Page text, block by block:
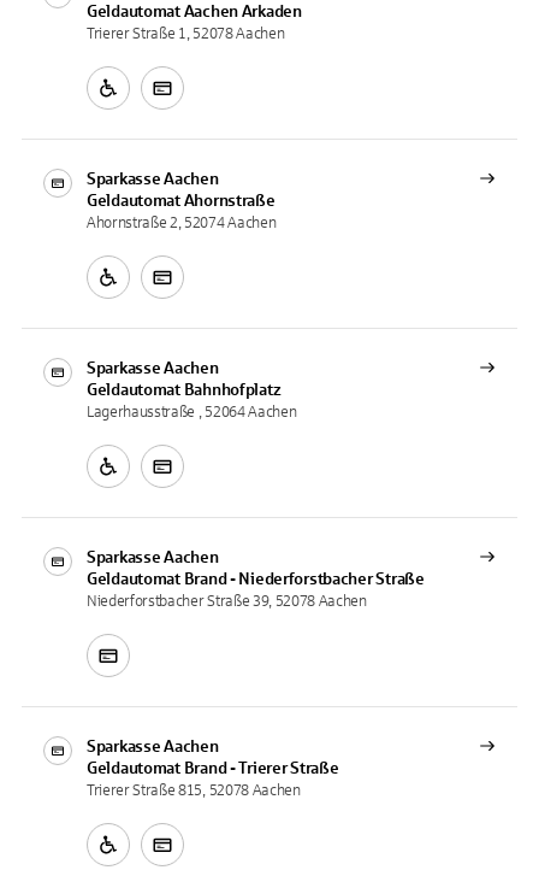
Geldautomat Aachen Arkaden
Trierer Straße 1, 52078 Aachen
Sparkasse Aachen
Geldautomat Ahornstraße
Ahornstraße 2, 52074 Aachen
Sparkasse Aachen
Geldautomat Bahnhofplatz
Lagerhausstraße , 52064 Aachen
Sparkasse Aachen
Geldautomat Brand - Niederforstbacher Straße
Niederforstbacher Straße 39, 52078 Aachen
Sparkasse Aachen
Geldautomat Brand - Trierer Straße
Trierer Straße 815, 52078 Aachen